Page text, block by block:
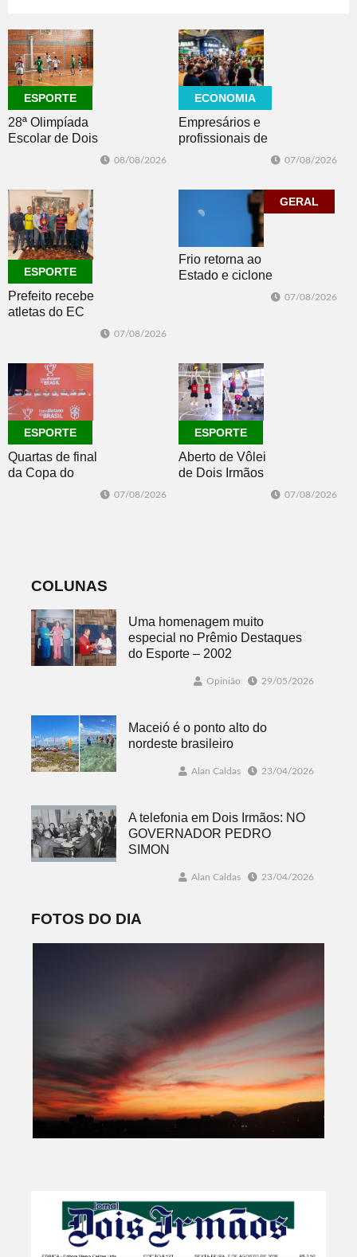
CULTURA
ESPORTE
28ª Olimpíada
Escolar de Dois
08/08/2026
ECONOMIA
Empresários e
profissionais de
07/08/2026
ESPORTE
Prefeito recebe
atletas do EC
Master 65+
07/08/2026
GERAL
Frio retorna ao
Estado e ciclone
07/08/2026
ESPORTE
Quartas de final
da Copa do
Brasil 2026: veja
07/08/2026
ESPORTE
Aberto de Vôlei
de Dois Irmãos
07/08/2026
COLUNAS
Uma homenagem muito
especial no Prêmio Destaques
do Esporte – 2002
Opinião 29/05/2026
Maceió é o ponto alto do
nordeste brasileiro
Alan Caldas 23/04/2026
A telefonia em Dois Irmãos: NO
GOVERNADOR PEDRO
SIMON
Alan Caldas 23/04/2026
FOTOS DO DIA